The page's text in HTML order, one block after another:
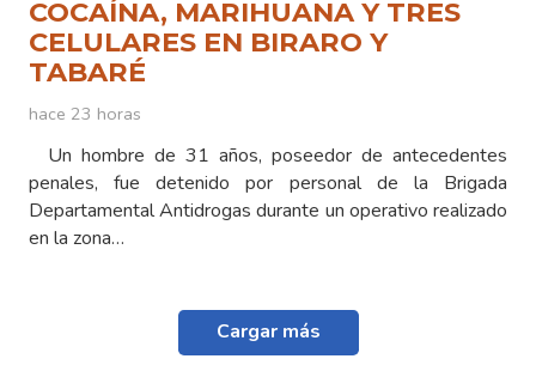
COCAÍNA, MARIHUANA Y TRES
CELULARES EN BIRARO Y
TABARÉ
hace 23 horas
Un hombre de 31 años, poseedor de antecedentes
penales, fue detenido por personal de la Brigada
Departamental Antidrogas durante un operativo realizado
en la zona…
Cargar más